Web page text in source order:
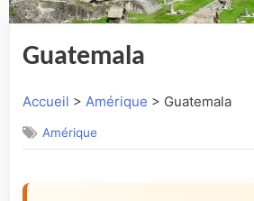
Guatemala
Accueil > Amérique > Guatemala
Amérique